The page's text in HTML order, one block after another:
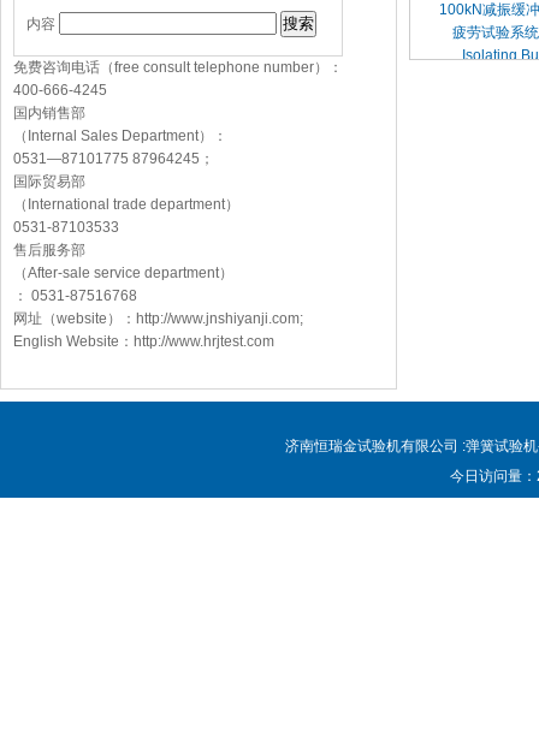
内容
免费咨询电话（free consult telephone number）：
400-666-4245
国内销售部
（Internal Sales Department）：
0531—87101775 87964245；
国际贸易部
（International trade department）
0531-87103533
售后服务部
（After-sale service department）
： 0531-87516768
网址（website）：http://www.jnshiyanji.com;
English Website：http://www.hrjtest.com
100kN减振缓
疲劳试验系
Isolating
济南恒瑞金试验机有限公司 :弹簧试验
今日访问量：